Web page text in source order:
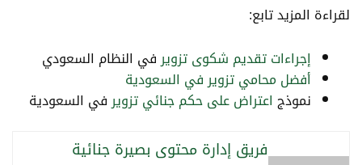
لقراءة المزيد تابع:
إجراءات تقديم شكوى تزوير في النظام السعودي
أفضل محامي تزوير في السعودية
نموذج اعتراض على حكم جنائي تزوير في السعودية
فريق إدارة محتوى بصيرة جنائية